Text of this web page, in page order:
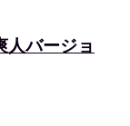
人バージョ